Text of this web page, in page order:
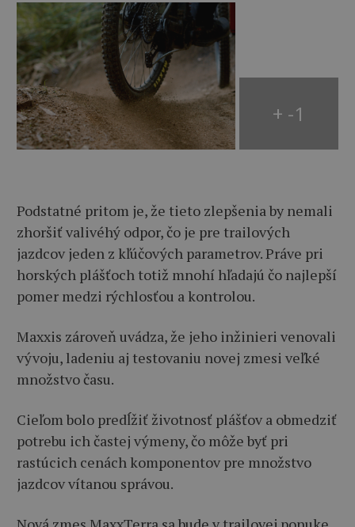
+ -1
Podstatné pritom je, že tieto zlepšenia by nemali
zhoršiť valivéhý odpor, čo je pre trailových
jazdcov jeden z kľúčových parametrov. Práve pri
horských plášťoch totiž mnohí hľadajú čo najlepší
pomer medzi rýchlosťou a kontrolou.
Maxxis zároveň uvádza, že jeho inžinieri venovali
vývoju, ladeniu aj testovaniu novej zmesi veľké
množstvo času.
Cieľom bolo predĺžiť životnosť plášťov a obmedziť
potrebu ich častej výmeny, čo môže byť pri
rastúcich cenách komponentov pre množstvo
jazdcov vítanou správou.